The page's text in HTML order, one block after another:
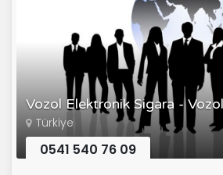
Vozol Elektronik Sigara -
Türkiye
0541 540 76 09